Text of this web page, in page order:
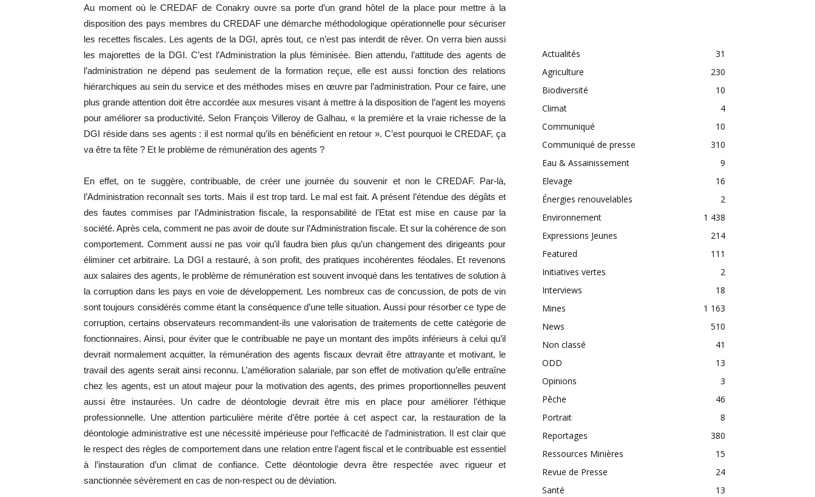
Au moment où le CREDAF de Conakry ouvre sa porte d’un grand hôtel de la place pour mettre à la
disposition des pays membres du CREDAF une démarche méthodologique opérationnelle pour sécuriser
les recettes fiscales. Les agents de la DGI, après tout, ce n’est pas interdit de rêver. On verra bien aussi
les majorettes de la DGI. C’est l’Administration la plus féminisée. Bien attendu, l’attitude des agents de
l’administration ne dépend pas seulement de la formation reçue, elle est aussi fonction des relations
hiérarchiques au sein du service et des méthodes mises en œuvre par l’administration. Pour ce faire, une
plus grande attention doit être accordée aux mesures visant à mettre à la disposition de l’agent les moyens
pour améliorer sa productivité. Selon François Villeroy de Galhau, « la première et la vraie richesse de la
DGI réside dans ses agents : il est normal qu’ils en bénéficient en retour ». C’est pourquoi le CREDAF, ça
va être ta fête ? Et le problème de rémunération des agents ?
En effet, on te suggère, contribuable, de créer une journée du souvenir et non le CREDAF. Par-là,
l’Administration reconnaît ses torts. Mais il est trop tard. Le mal est fait. A présent l’étendue des dégâts et
des fautes commises par l’Administration fiscale, la responsabilité de l’Etat est mise en cause par la
société. Après cela, comment ne pas avoir de doute sur l’Administration fiscale. Et sur la cohérence de son
comportement. Comment aussi ne pas voir qu’il faudra bien plus qu’un changement des dirigeants pour
éliminer cet arbitraire. La DGI a restauré, à son profit, des pratiques incohérentes féodales. Et revenons
aux salaires des agents, le problème de rémunération est souvent invoqué dans les tentatives de solution à
la corruption dans les pays en voie de développement. Les nombreux cas de concussion, de pots de vin
sont toujours considérés comme étant la conséquence d’une telle situation. Aussi pour résorber ce type de
corruption, certains observateurs recommandent-ils une valorisation de traitements de cette catégorie de
fonctionnaires. Ainsi, pour éviter que le contribuable ne paye un montant des impôts inférieurs à celui qu’il
devrait normalement acquitter, la rémunération des agents fiscaux devrait être attrayante et motivant, le
travail des agents serait ainsi reconnu. L’amélioration salariale, par son effet de motivation qu’elle entraîne
chez les agents, est un atout majeur pour la motivation des agents, des primes proportionnelles peuvent
aussi être instaurées. Un cadre de déontologie devrait être mis en place pour améliorer l’éthique
professionnelle. Une attention particulière mérite d’être portée à cet aspect car, la restauration de la
déontologie administrative est une nécessité impérieuse pour l’efficacité de l’administration. Il est clair que
le respect des règles de comportement dans une relation entre l’agent fiscal et le contribuable est essentiel
à l’instauration d’un climat de confiance. Cette déontologie devra être respectée avec rigueur et
sanctionnée sévèrement en cas de non-respect ou de déviation.
Actualités
31
Agriculture
230
Biodiversité
10
Climat
4
Communiqué
10
Communiqué de presse
310
Eau & Assainissement
9
Elevage
16
Énergies renouvelables
2
Environnement
1 438
Expressions Jeunes
214
Featured
111
Initiatives vertes
2
Interviews
18
Mines
1 163
News
510
Non classé
41
ODD
13
Opinions
3
Pêche
46
Portrait
8
Reportages
380
Ressources Minières
15
Revue de Presse
24
Santé
13